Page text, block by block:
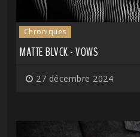
Chroniques
MATTE BLVCK - VOWS
27 décembre 2024